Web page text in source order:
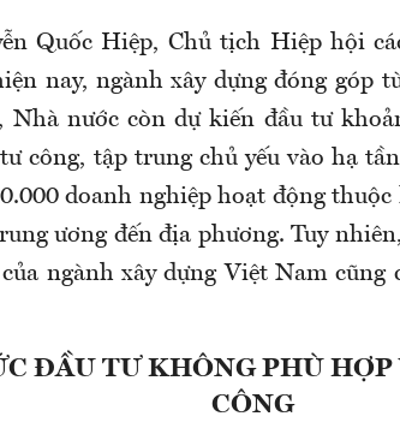
Quốc Hiệp, Chủ tịch Hiệp hội
nay, ngành xây dựng đóng góp
Nhà nước còn dự kiến đầu tư
công, tập trung chủ yếu vào hạ
doanh nghiệp hoạt động
ương đến địa phương. Tuy
ngành xây dựng Việt Nam cũng
ĐẦU TƯ KHÔNG PHÙ
CÔNG